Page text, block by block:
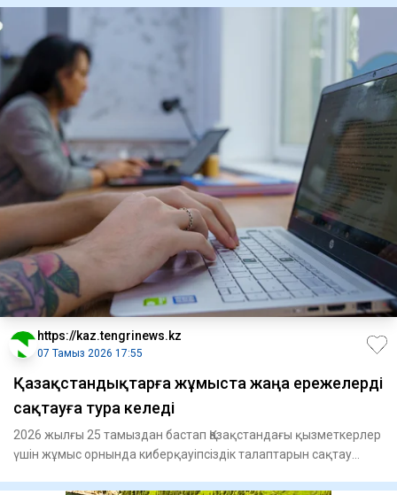
https://kaz.tengrinews.kz
07 Тамыз 2026 17:55
Қазақстандықтарға жұмыста жаңа ережелерді
сақтауға тура келеді
2026 жылғы 25 тамыздан бастап Қазақстандағы қызметкерлер
үшін жұмыс орнында киберқауіпсіздік талаптарын сақтау